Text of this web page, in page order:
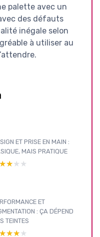
palette avec un
des défauts
inégale selon
à utiliser au
ET PRISE EN MAIN :
MAIS PRATIQUE
ET
: ÇA DÉPEND
TEINTES